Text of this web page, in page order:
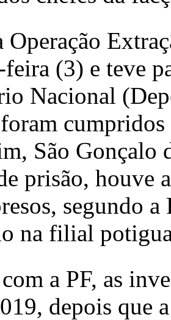
Operação
feira (3) e teve
Nacional
São Gonçalo
prisão, houve
segundo
na filial
a PF, as
depois que